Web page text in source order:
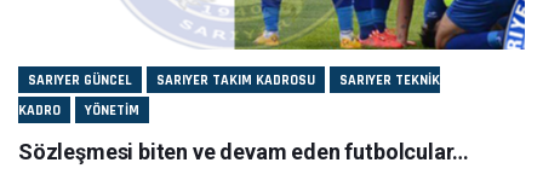
SARIYER GÜNCEL SARIYER TAKIM KADROSU
SARIYER TEKNIK
KADRO
YÖNETIM
Sözleşmesi biten ve devam eden futbolcular…